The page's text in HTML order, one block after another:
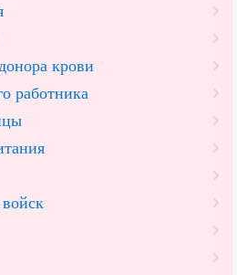
крови
работника